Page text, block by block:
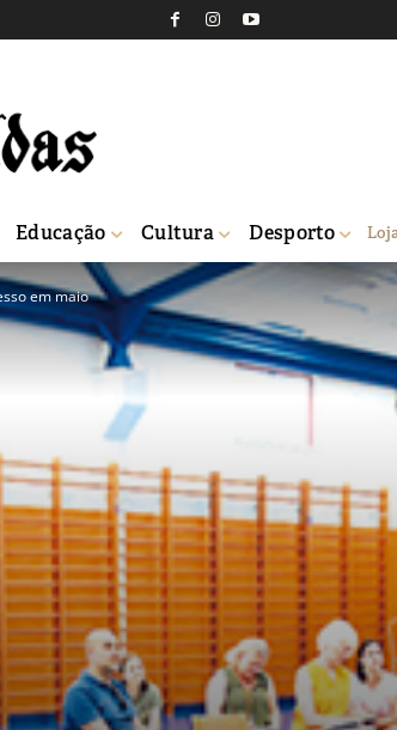
Educação Cultura Desporto
em maio